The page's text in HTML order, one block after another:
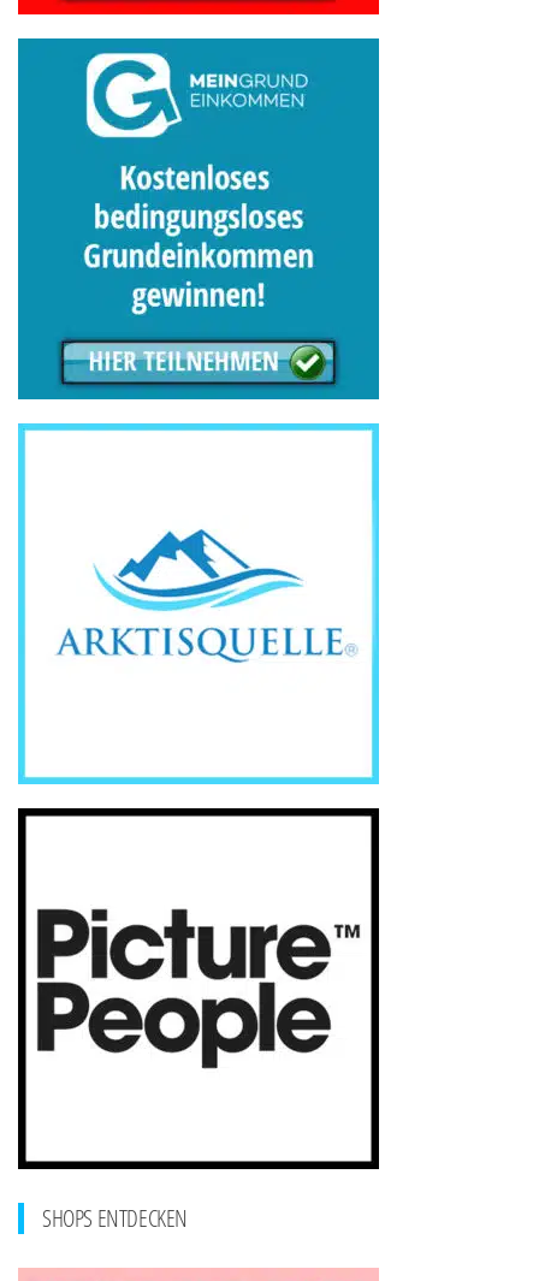
SHOPS ENTDECKEN